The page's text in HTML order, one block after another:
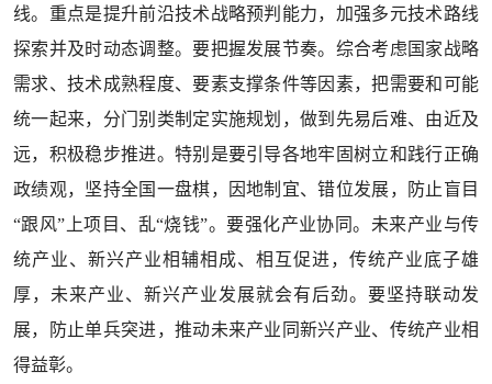
线。重点是提升前沿技术战略预判能力，加强多元技术路线
探索并及时动态调整。要把握发展节奏。综合考虑国家战略
需求、技术成熟程度、要素支撑条件等因素，把需要和可能
统一起来，分门别类制定实施规划，做到先易后难、由近及
远，积极稳步推进。特别是要引导各地牢固树立和践行正确
政绩观，坚持全国一盘棋，因地制宜、错位发展，防止盲目
“跟风”上项目、乱“烧钱”。要强化产业协同。未来产业与传
统产业、新兴产业相辅相成、相互促进，传统产业底子雄
厚，未来产业、新兴产业发展就会有后劲。要坚持联动发
展，防止单兵突进，推动未来产业同新兴产业、传统产业相
得益彰。